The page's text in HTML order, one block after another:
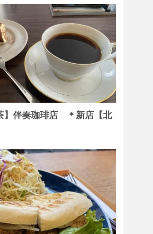
】伴奏珈琲店 ＊新店【北